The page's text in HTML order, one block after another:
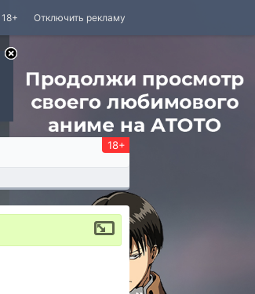
Отключить рекламу
18+
18+